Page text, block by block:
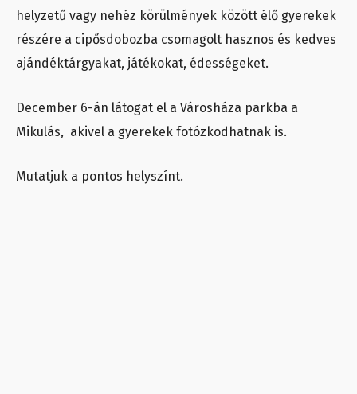
helyzetű vagy nehéz körülmények között élő gyerekek
részére a cipősdobozba csomagolt hasznos és kedves
ajándéktárgyakat, játékokat, édességeket.
December 6-án látogat el a Városháza parkba a
Mikulás, akivel a gyerekek fotózkodhatnak is.
Mutatjuk a pontos helyszínt.